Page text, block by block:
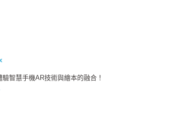
智慧手機AR技術與繪本的融合！